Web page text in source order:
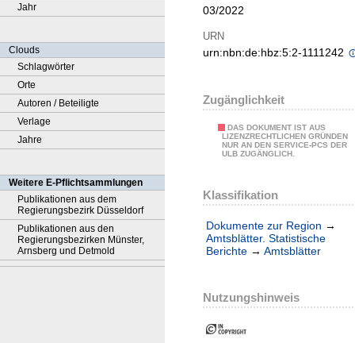
Jahr
Clouds
Schlagwörter
Orte
Autoren / Beteiligte
Verlage
Jahre
Weitere E-Pflichtsammlungen
Publikationen aus dem
Regierungsbezirk Düsseldorf
Publikationen aus den
Regierungsbezirken Münster,
Arnsberg und Detmold
03/2022
URN
urn:nbn:de:hbz:5:2-1111242
Zugänglichkeit
DAS DOKUMENT IST AUS
LIZENZRECHTLICHEN GRÜNDEN
NUR AN DEN SERVICE-PCS DER
ULB ZUGÄNGLICH.
Klassifikation
Dokumente zur Region →
Amtsblätter. Statistische
Berichte → Amtsblätter
Nutzungshinweis